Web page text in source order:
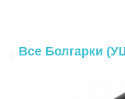
Все Болгарки